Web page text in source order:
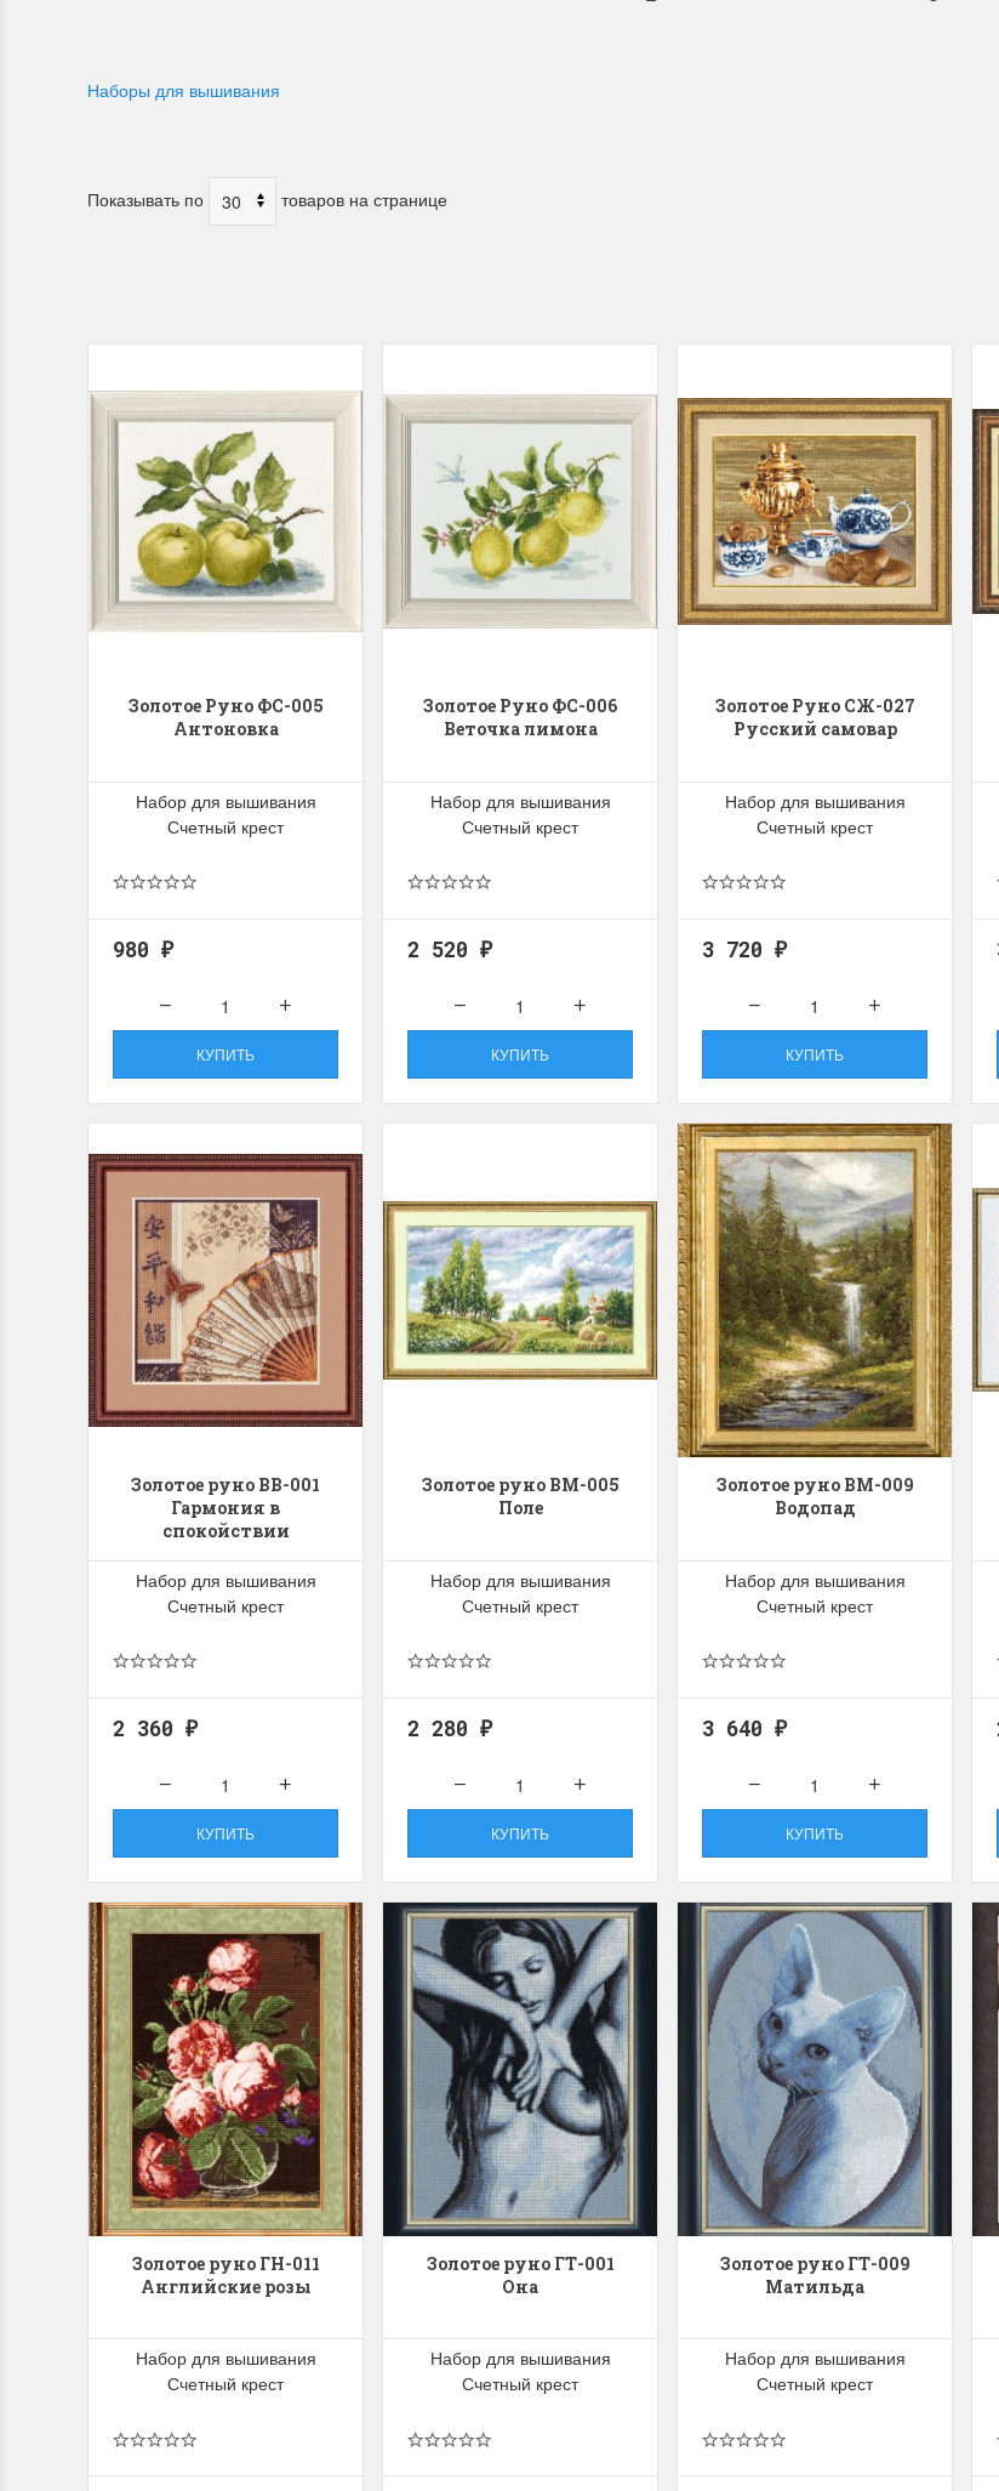
первого летнего дня Чудетство...
1 июня 2024 11:29
американской сборки. Спешите купить...
22 мая 2024 13:01
любимых
14 мая 2024
Dimensions 35231 Willow
Swan (Ива-лебедь)
Хороший набор
Отличный набор, канва, нитки и схема, всё
Ларина Евгения
1 апреля 2026 14:55
Dimensions 13648USA
Polar Bear and Cubs
(Белый медведь с
Красивый набор
Ларина Евгения
1 апреля 2026 14:55
на
Набор
1
Наборы для вышивания
Показывать по товаров на странице
Золотое Руно ФС-005
Антоновка
Набор для вышивания
Счетный крест
980 ₽
КУПИТЬ
Золотое Руно ФС-006
Веточка лимона
Набор для вышивания
Счетный крест
2 520 ₽
КУПИТЬ
Золотое Руно СЖ-027
Русский самовар
Набор для вышивания
Счетный крест
3 720 ₽
КУПИТЬ
Золотое руно ВВ-001
Гармония в
спокойствии
Набор для вышивания
Счетный крест
2 360 ₽
КУПИТЬ
Золотое руно ВМ-005
Поле
Набор для вышивания
Счетный крест
2 280 ₽
КУПИТЬ
Золотое руно ВМ-009
Водопад
Набор для вышивания
Счетный крест
3 640 ₽
КУПИТЬ
Золотое руно ГН-011
Английские розы
Набор для вышивания
Счетный крест
Золотое руно ГТ-001
Она
Набор для вышивания
Счетный крест
Золотое руно ГТ-009
Матильда
Набор для вышивания
Счетный крест